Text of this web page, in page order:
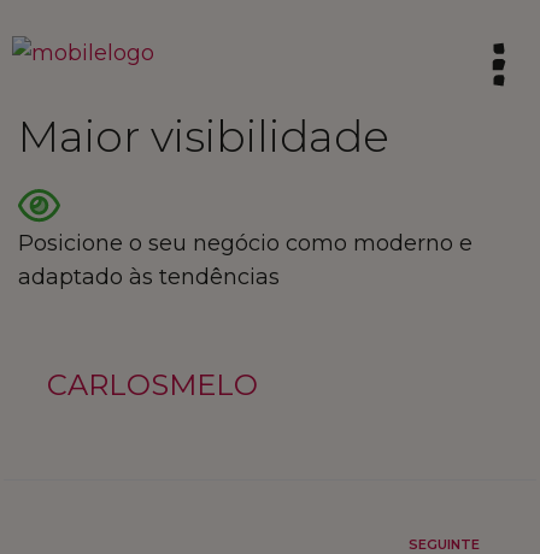
SINTA A TRADIÇÃO
VIBRE COM A INOVAÇÃO
Maior visibilidade
Posicione o seu negócio como moderno e
adaptado às tendências
CARLOSMELO
SEGUINTE